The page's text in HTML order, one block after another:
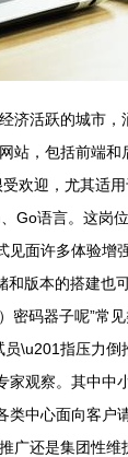
活跃的城市
站，包括前端
欢迎，尤其适
Go语言。这
面许多体验
版本的搭建也
码器子呢”常
\u201指压力
观察。其中
中心面向客
还是集团性